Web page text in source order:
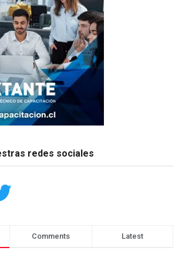
redes sociales
Comments Latest